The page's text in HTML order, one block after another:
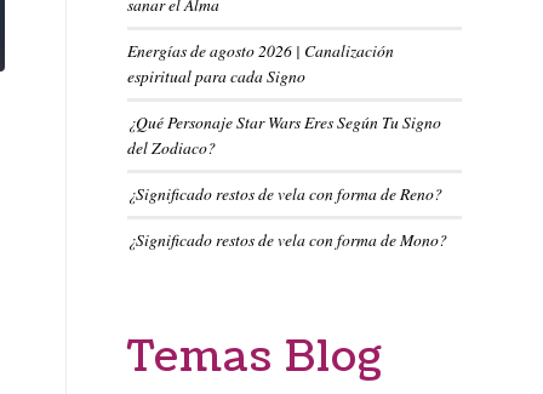
Energías de agosto 2026 | Canalización
espiritual para cada Signo
¿Qué Personaje Star Wars Eres Según Tu Signo
del Zodiaco?
¿Significado restos de vela con forma de Reno?
¿Significado restos de vela con forma de Mono?
Temas Blog